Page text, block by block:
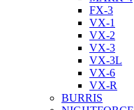
FX-3
VX-1
VX-2
VX-3
VX-3L
VX-6
VX-R
BURRIS